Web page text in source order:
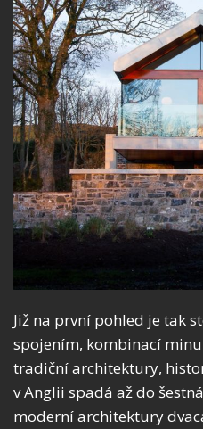
Již na první pohled je tak
spojením, kombinací
tradiční architektury,
v Anglii spadá až do
moderní architektury